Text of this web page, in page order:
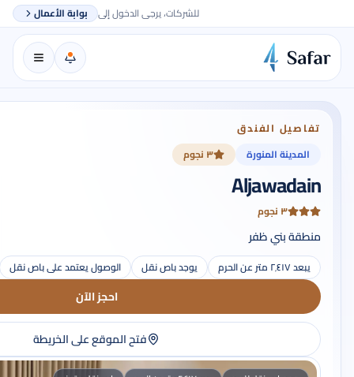
للشركات، يرجى الدخول إلى بوابة الأعمال
تفاصيل الفندق
المدينة المنورة
٣ نجوم
Aljawadain
٣ نجوم
منطقة بني ظفر
يبعد ٢٬٤١٧ متر عن الحرم يوجد باص نقل الوصول يعتمد على باص نقل
احجز الآن
فتح الموقع على الخريطة